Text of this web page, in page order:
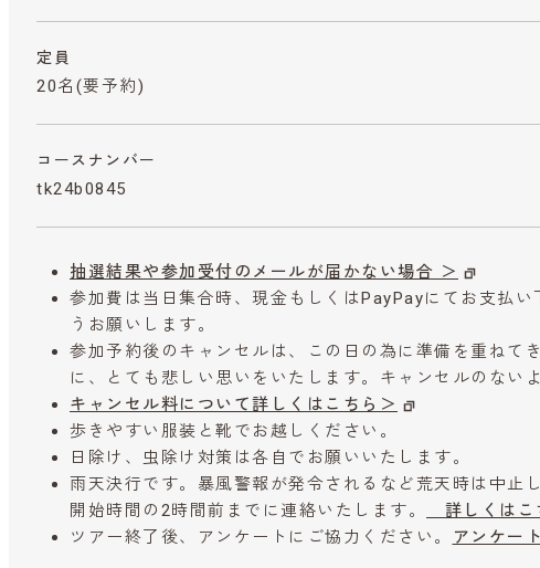
定員
20名(要予約)
コースナンバー
tk24b0845
抽選結果や参加受付のメールが届かない場合 ＞
参加費は当日集合時、現金もしくはPayPayにてお支払い
うお願いします。
参加予約後のキャンセルは、この日の為に準備を重ねて
に、とても悲しい思いをいたします。キャンセルのない
キャンセル料について詳しくはこちら＞
歩きやすい服装と靴でお越しください。
日除け、虫除け対策は各自でお願いいたします。
雨天決行です。暴風警報が発令されるなど荒天時は中止
開始時間の2時間前までに連絡いたします。
詳しくはこ
ツアー終了後、アンケートにご協力ください。
アンケー